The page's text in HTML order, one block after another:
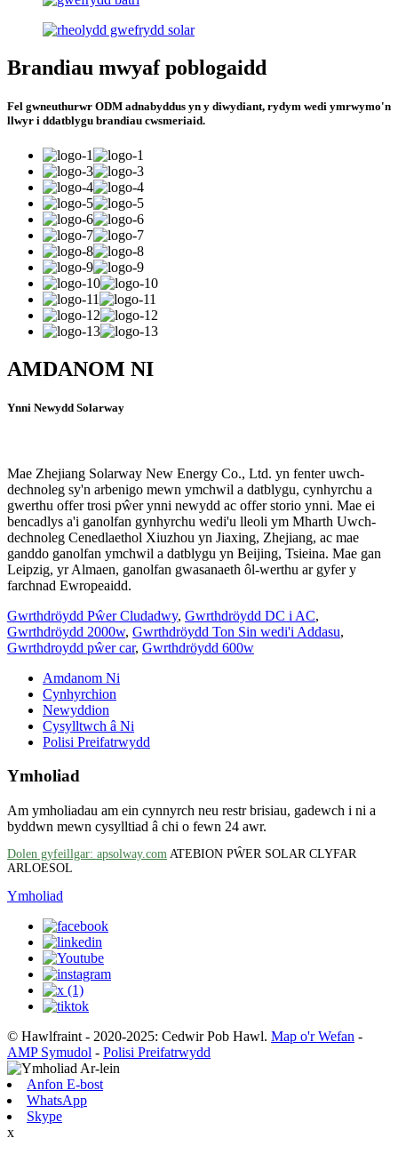
Brandiau mwyaf poblogaidd
Fel gwneuthurwr ODM adnabyddus yn y diwydiant, rydym wedi ymrwymo'n
llwyr i ddatblygu brandiau cwsmeriaid.
AMDANOM NI
Ynni Newydd Solarway
Mae Zhejiang Solarway New Energy Co., Ltd. yn fenter uwch-
dechnoleg sy'n arbenigo mewn ymchwil a datblygu, cynhyrchu a
gwerthu offer trosi pŵer ynni newydd ac offer storio ynni. Mae ei
bencadlys a'i ganolfan gynhyrchu wedi'u lleoli ym Mharth Uwch-
dechnoleg Cenedlaethol Xiuzhou yn Jiaxing, Zhejiang, ac mae
ganddo ganolfan ymchwil a datblygu yn Beijing, Tsieina. Mae gan
Leipzig, yr Almaen, ganolfan gwasanaeth ôl-werthu ar gyfer y
farchnad Ewropeaidd.
Gwrthdröydd Pŵer Cludadwy, Gwrthdröydd DC i AC,
Gwrthdröydd 2000w, Gwrthdröydd Ton Sin wedi'i Addasu,
Gwrthdroydd pŵer car, Gwrthdröydd 600w
Amdanom Ni
Cynhyrchion
Newyddion
Cysylltwch â Ni
Polisi Preifatrwydd
Ymholiad
Am ymholiadau am ein cynnyrch neu restr brisiau, gadewch i ni a
byddwn mewn cysylltiad â chi o fewn 24 awr.
Dolen gyfeillgar: apsolway.com ATEBION PŴER SOLAR CLYFAR
ARLOESOL
Ymholiad
© Hawlfraint - 2020-2025: Cedwir Pob Hawl. Map o'r Wefan -
AMP Symudol - Polisi Preifatrwydd
Anfon E-bost
WhatsApp
Skype
x